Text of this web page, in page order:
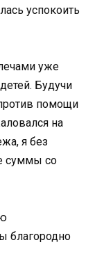
успокоить
уже
Будучи
помощи
на
я без
суммы со
благородно